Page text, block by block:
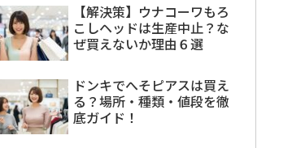
【解決策】ウナコーワもろ
こしヘッドは生産中止？な
ぜ買えないか理由６選
ドンキでへそピアスは買え
る？場所・種類・値段を徹
底ガイド！